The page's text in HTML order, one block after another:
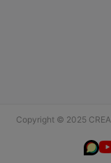
Copyright © 2025